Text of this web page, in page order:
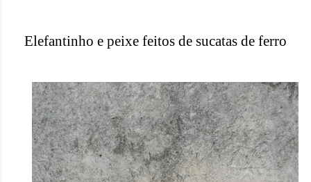
Elefantinho e peixe feitos de sucatas de ferro